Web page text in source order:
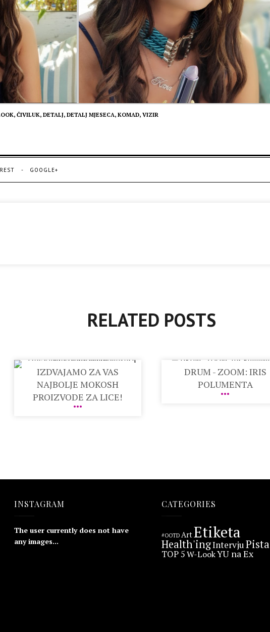
ČIVILUK, DETALJ, DETALJ MJESECA, KOMAD, VIZIR
GOOGLE+
RELATED POSTS
IZDVAJAMO ZA VAS
NAJBOLJE MOKOSH
PROIZVODE ZA LICE!
DRUM - ZOOM: IRIS
POLUMENTA
INSTAGRAM
The user currently does not have
any images...
CATEGORIES
#OOTD ArtEtiketa
Health'ingIntervjuPista
TOP 5W-LookYU na Ex